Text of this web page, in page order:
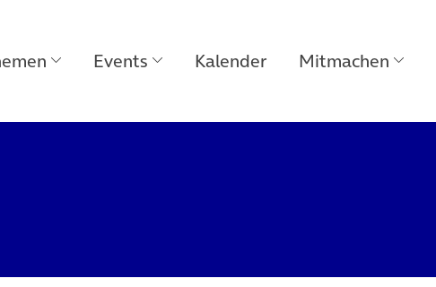
Events Kalender Mitmachen